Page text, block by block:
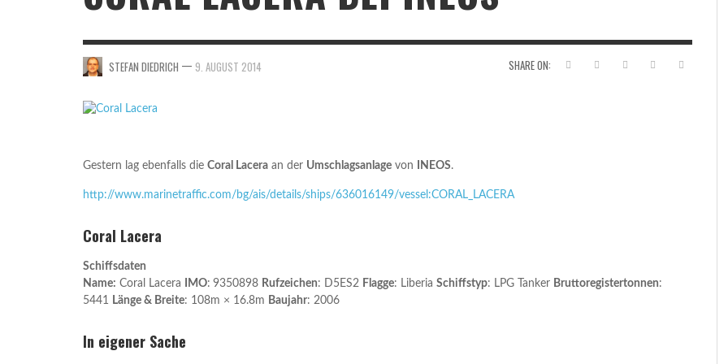
STEFAN DIEDRICH,25. MÄRZ 2015
FORSCHUNGSSCHIFF BURCHANA VOR DER
HAFENEINFAHRT VON HOOKSIEL
MECKI AM STAMMLIEGEPLATZ IN HOOKSIEL
18. SEPTEMBER 2014
SHARE ON:
STEFAN DIEDRICH — 9. AUGUST 2014
Gestern lag ebenfalls die Coral Lacera an der Umschlagsanlage von INEOS.
http://www.marinetraffic.com/bg/ais/details/ships/636016149/vessel:CORAL_LACERA
Coral Lacera
Schiffsdaten
Name: Coral Lacera IMO: 9350898 Rufzeichen: D5ES2 Flagge: Liberia Schiffstyp: LPG Tanker Bruttoregistertonnen:
5441 Länge & Breite: 108m × 16.8m Baujahr: 2006
In eigener Sache